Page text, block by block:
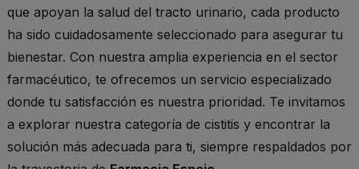
que apoyan la salud del tracto urinario, cada producto
ha sido cuidadosamente seleccionado para asegurar tu
bienestar. Con nuestra amplia experiencia en el sector
farmacéutico, te ofrecemos un servicio especializado
donde tu satisfacción es nuestra prioridad. Te invitamos
a explorar nuestra categoría de cistitis y encontrar la
solución más adecuada para ti, siempre respaldados por